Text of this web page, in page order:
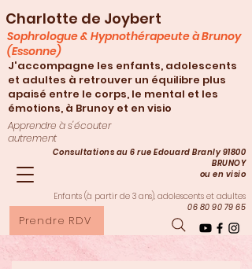
Charlotte de Joybert
Consultations au 6 rue Edouard Branly 91800
BRUNOY
ou en visio
Enfants (à partir de 3 ans), adolescents et adultes
06 80 90 79 65
Apprendre à s'écouter
autrement
Prendre RDV
Sophrologue & Hypnothérapeute à Brunoy
(Essonne)
J'accompagne les enfants, adolescents
et adultes à retrouver un équilibre plus
apaisé entre le corps, le mental et les
émotions, à Brunoy et en visio